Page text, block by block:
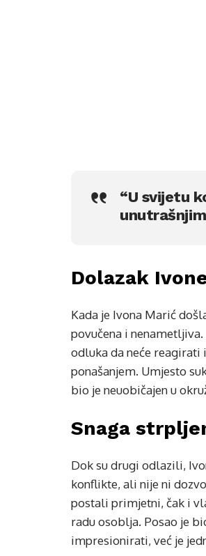
“U svijetu
Dolazak
Kada je Ivona Marić
povučena i
odluka da neće
ponašanjem. Umjesto
bio je neuobičajen u
Snaga
Dok su drugi odlazili,
konflikte, ali nije ni
postali primjetni, čak i
radu osoblja. Posao je
impresionirati, već je